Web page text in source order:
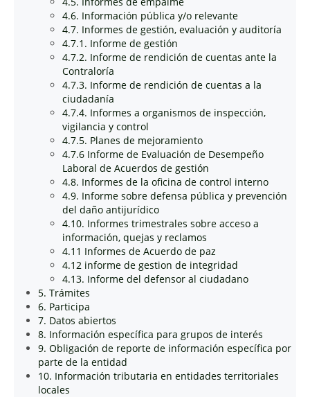
4.6. Información pública y/o relevante
4.7. Informes de gestión, evaluación y auditoría
4.7.1. Informe de gestión
4.7.2. Informe de rendición de cuentas ante la
Contraloría
4.7.3. Informe de rendición de cuentas a la
ciudadanía
4.7.4. Informes a organismos de inspección,
vigilancia y control
4.7.5. Planes de mejoramiento
4.7.6 Informe de Evaluación de Desempeño
Laboral de Acuerdos de gestión
4.8. Informes de la oficina de control interno
4.9. Informe sobre defensa pública y prevención
del daño antijurídico
4.10. Informes trimestrales sobre acceso a
información, quejas y reclamos
4.11 Informes de Acuerdo de paz
4.12 informe de gestion de integridad
4.13. Informe del defensor al ciudadano
5. Trámites
6. Participa
7. Datos abiertos
8. Información específica para grupos de interés
9. Obligación de reporte de información específica por
parte de la entidad
10. Información tributaria en entidades territoriales
locales